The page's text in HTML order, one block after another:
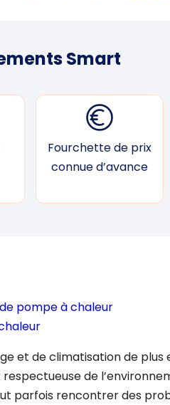
Smart
Fourchette de prix
connue d’avance
pompe à chaleur
et de climatisation de plus
de
parfois rencontrer des